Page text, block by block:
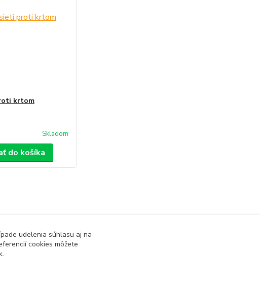
krtom
Skladom
do košíka
Sieťky proti krtkom
udelenia súhlasu aj na
cookies môžete